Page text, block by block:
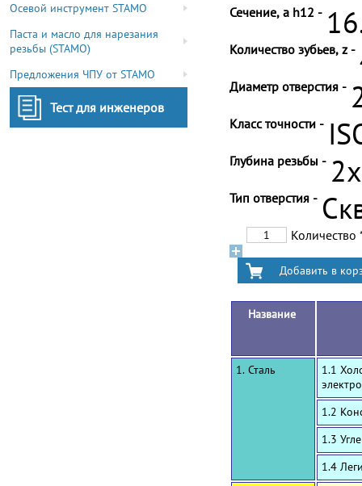
Осевой инструмент STAMO
Паста и масло для нарезания
резьбы (STAMO)
Предложения ЧПУ от STAMO
Тест для инженеров
Сечение, a h12 -
Количество зубьев, z -
Диаметр отверстия -
Класс точности -
Глубина резьбы -
Тип отверстия -
Количество
Название
1. Сталь
1.1
1.2
1.3
1.4